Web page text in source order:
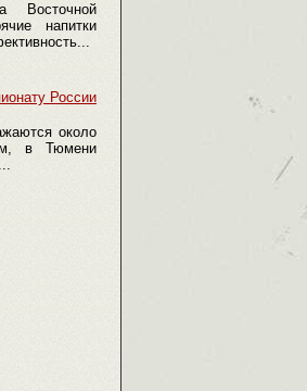
Восточной
напитки
России
около
в Тюмени